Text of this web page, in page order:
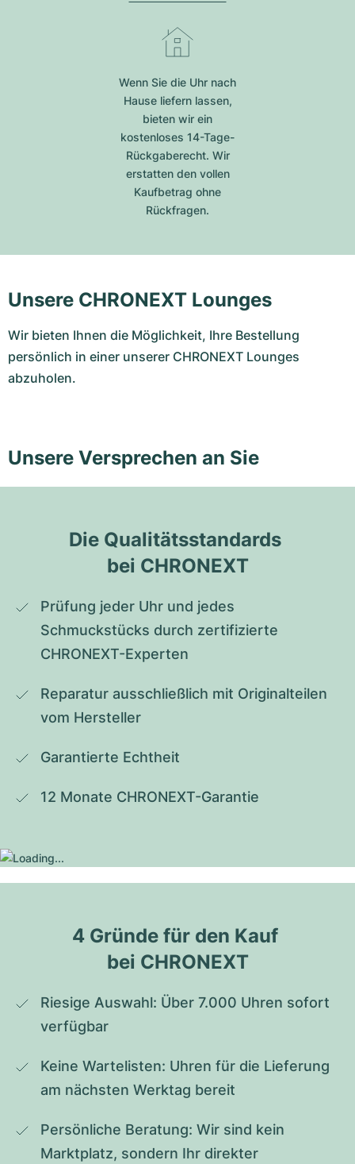
Wenn Sie die Uhr nach
Hause liefern lassen,
bieten wir ein
kostenloses 14-Tage-
Rückgaberecht. Wir
erstatten den vollen
Kaufbetrag ohne
Rückfragen.
Unsere CHRONEXT Lounges
Wir bieten Ihnen die Möglichkeit, Ihre Bestellung
persönlich in einer unserer CHRONEXT Lounges
abzuholen.
Unsere Versprechen an Sie
Die Qualitätsstandards
bei CHRONEXT
Prüfung jeder Uhr und jedes
Schmuckstücks durch zertifizierte
CHRONEXT-Experten
Reparatur ausschließlich mit Originalteilen
vom Hersteller
Garantierte Echtheit
12 Monate CHRONEXT-Garantie
4 Gründe für den Kauf
bei CHRONEXT
Riesige Auswahl: Über 7.000 Uhren sofort
verfügbar
Keine Wartelisten: Uhren für die Lieferung
am nächsten Werktag bereit
Persönliche Beratung: Wir sind kein
Marktplatz, sondern Ihr direkter